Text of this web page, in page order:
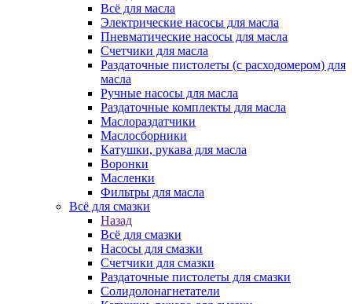
Всё для масла
Электрические насосы для масла
Пневматические насосы для масла
Счетчики для масла
Раздаточные пистолеты (с расходомером) для
масла
Ручные насосы для масла
Раздаточные комплекты для масла
Маслораздатчики
Маслосборники
Катушки, рукава для масла
Воронки
Масленки
Фильтры для масла
Всё для смазки
Назад
Всё для смазки
Насосы для смазки
Счетчики для смазки
Раздаточные пистолеты для смазки
Солидолонагнетатели